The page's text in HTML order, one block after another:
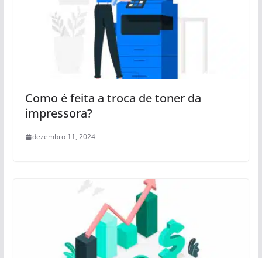
Como é feita a troca de toner da
impressora?
dezembro 11, 2024